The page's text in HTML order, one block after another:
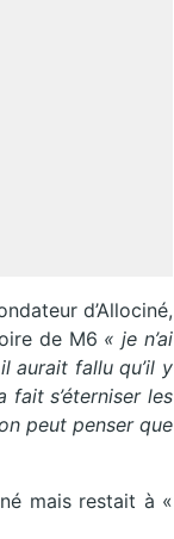
d’Allociné,
de M6 « je n’ai
aurait fallu qu’il y
fait s’éterniser les
peut penser que
mais restait à «